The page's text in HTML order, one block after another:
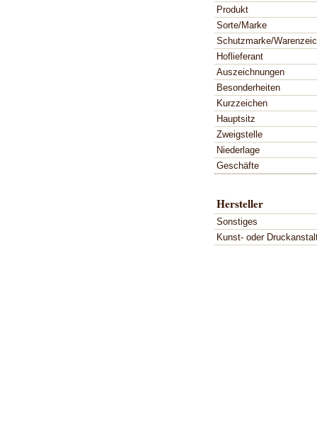
Produkt
Sorte/Marke
Schutzmarke/
Hoflieferant
Auszeichnungen
Besonderheiten
Kurzzeichen
Hauptsitz
Zweigstelle
Niederlage
Geschäfte
Hersteller
Sonstiges
Kunst- oder